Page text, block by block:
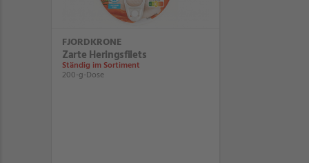
FJORDKRONE
Zarte Heringsfilets
Ständig im Sortiment
200-g-Dose